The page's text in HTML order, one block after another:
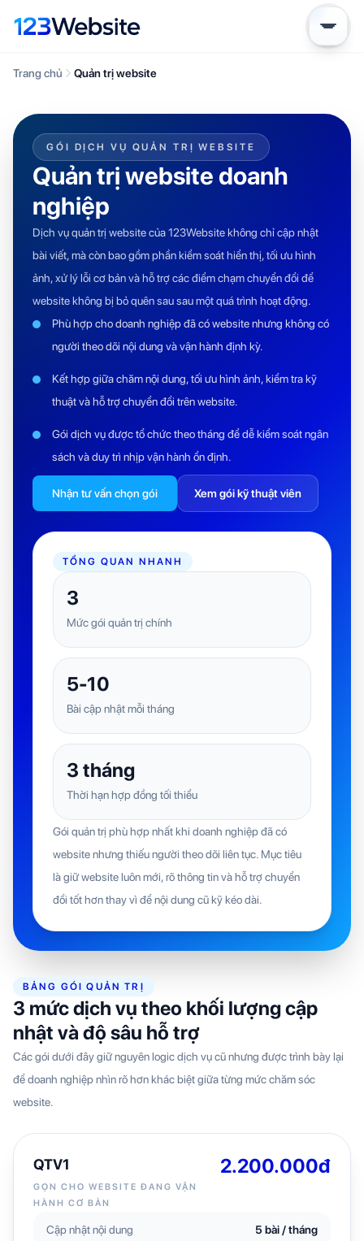
Trang chủ Quản trị website
GÓI DỊCH VỤ QUẢN TRỊ WEBSITE
Quản trị website doanh
nghiệp
Dịch vụ quản trị website của 123Website không chỉ cập nhật
bài viết, mà còn bao gồm phần kiểm soát hiển thị, tối ưu hình
ảnh, xử lý lỗi cơ bản và hỗ trợ các điểm chạm chuyển đổi để
website không bị bỏ quên sau sau một quá trình hoạt động.
Phù hợp cho doanh nghiệp đã có website nhưng không có
người theo dõi nội dung và vận hành định kỳ.
Kết hợp giữa chăm nội dung, tối ưu hình ảnh, kiểm tra kỹ
thuật và hỗ trợ chuyển đổi trên website.
Gói dịch vụ được tổ chức theo tháng để dễ kiểm soát ngân
sách và duy trì nhịp vận hành ổn định.
Nhận tư vấn chọn gói Xem gói kỹ thuật viên
TỔNG QUAN NHANH
3
Mức gói quản trị chính
5-10
Bài cập nhật mỗi tháng
3 tháng
Thời hạn hợp đồng tối thiểu
Gói quản trị phù hợp nhất khi doanh nghiệp đã có
website nhưng thiếu người theo dõi liên tục. Mục tiêu
là giữ website luôn mới, rõ thông tin và hỗ trợ chuyển
đổi tốt hơn thay vì để nội dung cũ kỹ kéo dài.
BẢNG GÓI QUẢN TRỊ
3 mức dịch vụ theo khối lượng cập
nhật và độ sâu hỗ trợ
Các gói dưới đây giữ nguyên logic dịch vụ cũ nhưng được trình bày lại
để doanh nghiệp nhìn rõ hơn khác biệt giữa từng mức chăm sóc
website.
QTV1
GỌN CHO WEBSITE ĐANG VẬN
HÀNH CƠ BẢN
2.200.000đ
Cập nhật nội dung 5 bài / tháng